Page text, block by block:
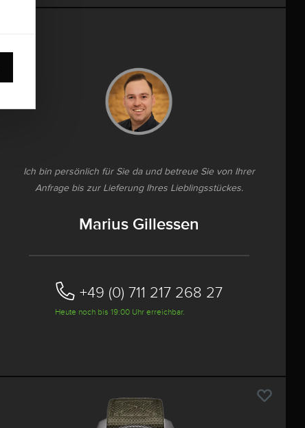
Ich bin persönlich für Sie da und betreue Sie von Ihrer
Anfrage bis zur Lieferung Ihres Lieblingsstückes.
Marius Gillessen
+49 (0) 711 217 268 27
Heute noch bis 19:00 Uhr erreichbar.